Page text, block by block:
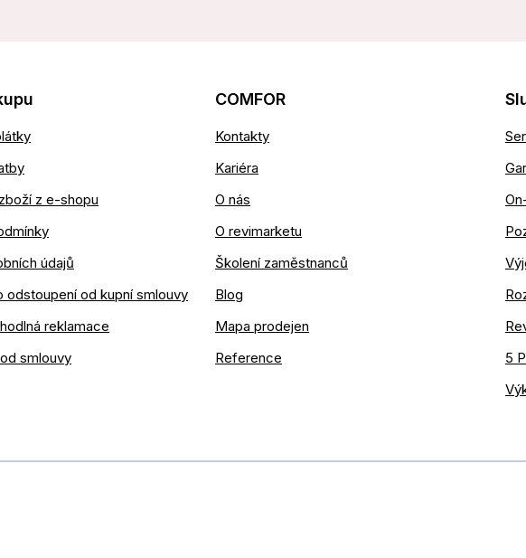
z e-shopu
údajů
odstoupení od kupní smlouvy
reklamace
smlouvy
COMFOR
Kontakty
Kariéra
O nás
O revimarketu
Školení zaměstnanců
Blog
Mapa prodejen
Reference
5